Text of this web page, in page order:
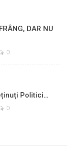
DAR NU
0
Politici…
0